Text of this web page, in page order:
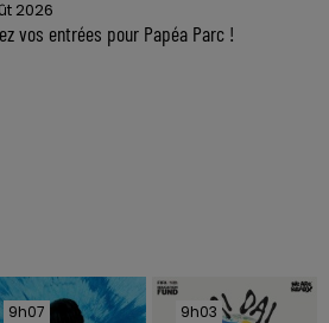
2026
vos entrées pour Papéa Parc !
9h07
9h07 9h03
9h03